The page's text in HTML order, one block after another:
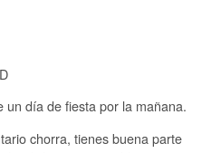
un día de fiesta por la mañana.
chorra, tienes buena parte